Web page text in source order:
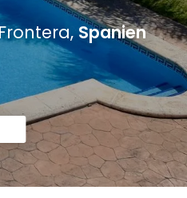
Spanien